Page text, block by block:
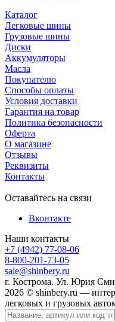
Каталог
Легковые шины
Грузовые шины
Диски
Аккумуляторы
Масла
Покупателю
Способы оплаты
Условия доставки
Гарантия на товар
Политика безопасности
Оферта
О магазине
Отзывы
Реквизиты
Контакты
Оставайтесь на связи
Вконтакте
Наши контакты
+7 (4942) 77-08-06
8-800-201-73-05
sale@shinbery.ru
г. Кострома. Ул. Юрия
2026 © shinbery.ru —
легковых и грузовых